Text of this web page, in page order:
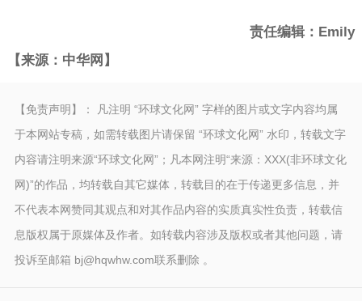
责任编辑：Emily
【来源：中华网】
【免责声明】： 凡注明 “环球文化网” 字样的图片或文字内容均属
于本网站专稿，如需转载图片请保留 “环球文化网” 水印，转载文字
内容请注明来源“环球文化网”；凡本网注明“来源：XXX(非环球文化
网)”的作品，均转载自其它媒体，转载目的在于传递更多信息，并
不代表本网赞同其观点和对其作品内容的实质真实性负责，转载信
息版权属于原媒体及作者。如转载内容涉及版权或者其他问题，请
投诉至邮箱 bj@hqwhw.com联系删除 。